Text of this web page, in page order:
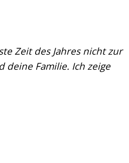
Zeit des Jahres nicht zur
deine Familie. Ich zeige